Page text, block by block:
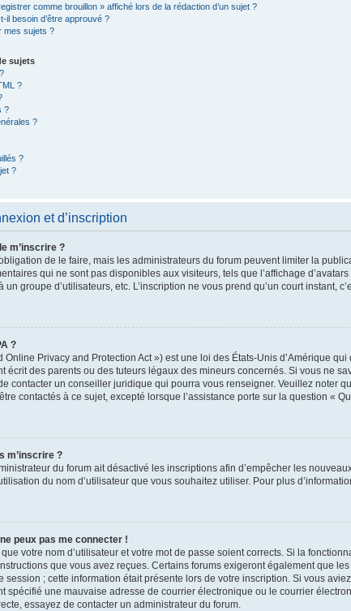
comme brouillon » affiché lors de la rédaction d’un sujet ?
il besoin d’être approuvé ?
mes sujets ?
sujets
?
?
?
?
?
et d’inscription
m’inscrire ?
de le faire, mais les administrateurs du forum peuvent limiter la
qui ne sont pas disponibles aux visiteurs, tels que l’affichage
un groupe d’utilisateurs, etc. L’inscription ne vous prend qu’un court instant,
?
Online Privacy and Protection Act ») est une loi des États-Unis d’Amérique
écrit des parents ou des tuteurs légaux des mineurs concernés. Si vous ne
contacter un conseiller juridique qui pourra vous renseigner. Veuillez noter
contactés à ce sujet, excepté lorsque l’assistance porte sur la question «
m’inscrire ?
du forum ait désactivé les inscriptions afin d’empêcher les
du nom d’utilisateur que vous souhaitez utiliser. Pour plus
peux pas me connecter !
votre nom d’utilisateur et votre mot de passe soient corrects. Si la
que vous avez reçues. Certains forums exigeront également que
session ; cette information était présente lors de votre inscription. Si vous
spécifié une mauvaise adresse de courrier électronique ou le courrier
essayez de contacter un administrateur du forum.